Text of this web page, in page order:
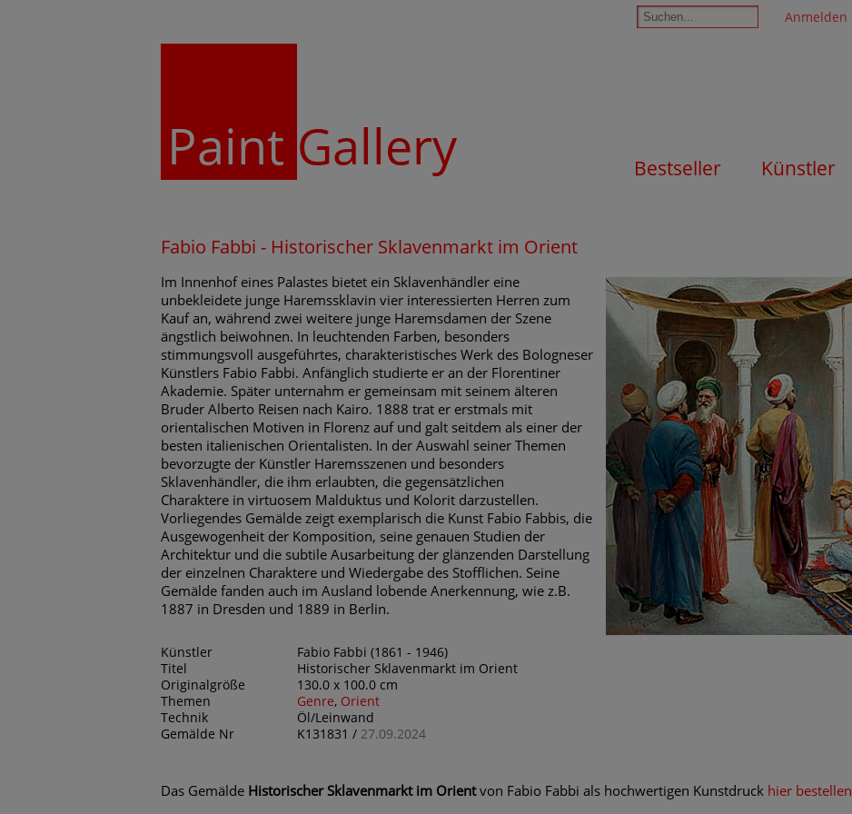
Anmelden
Paint Gallery Bestseller Künstler
Fabio Fabbi - Historischer Sklavenmarkt im Orient
Im Innenhof eines Palastes bietet ein Sklavenhändler eine
unbekleidete junge Haremssklavin vier interessierten Herren zum
Kauf an, während zwei weitere junge Haremsdamen der Szene
ängstlich beiwohnen. In leuchtenden Farben, besonders
stimmungsvoll ausgeführtes, charakteristisches Werk des Bologneser
Künstlers Fabio Fabbi. Anfänglich studierte er an der Florentiner
Akademie. Später unternahm er gemeinsam mit seinem älteren
Bruder Alberto Reisen nach Kairo. 1888 trat er erstmals mit
orientalischen Motiven in Florenz auf und galt seitdem als einer der
besten italienischen Orientalisten. In der Auswahl seiner Themen
bevorzugte der Künstler Haremsszenen und besonders
Sklavenhändler, die ihm erlaubten, die gegensätzlichen
Charaktere in virtuosem Malduktus und Kolorit darzustellen.
Vorliegendes Gemälde zeigt exemplarisch die Kunst Fabio Fabbis, die
Ausgewogenheit der Komposition, seine genauen Studien der
Architektur und die subtile Ausarbeitung der glänzenden Darstellung
der einzelnen Charaktere und Wiedergabe des Stofflichen. Seine
Gemälde fanden auch im Ausland lobende Anerkennung, wie z.B.
1887 in Dresden und 1889 in Berlin.
Künstler
Fabio Fabbi (1861 - 1946)
Titel
Historischer Sklavenmarkt im Orient
Originalgröße
130.0 x 100.0 cm
Themen
Genre, Orient
Technik
Öl/Leinwand
Gemälde Nr
K131831 / 27.09.2024
Das Gemälde Historischer Sklavenmarkt im Orientvon Fabio Fabbi als hochwertigen Kunstdruck hier bestellen